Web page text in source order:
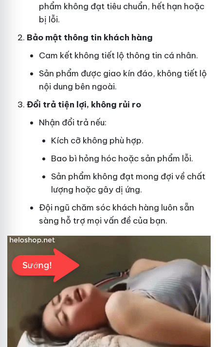
phẩm không đạt tiêu chuẩn, hết hạn hoặc
bị lỗi.
Bảo mật thông tin khách hàng
Cam kết không tiết lộ thông tin cá nhân.
Sản phẩm được giao kín đáo, không tiết lộ
nội dung bên ngoài.
Đổi trả tiện lợi, không rủi ro
Nhận đổi trả nếu:
Kích cỡ không phù hợp.
Bao bì hỏng hóc hoặc sản phẩm lỗi.
Sản phẩm không đạt mong đợi về chất
lượng hoặc gây dị ứng.
Đội ngũ chăm sóc khách hàng luôn sẵn
sàng hỗ trợ mọi vấn đề của bạn.